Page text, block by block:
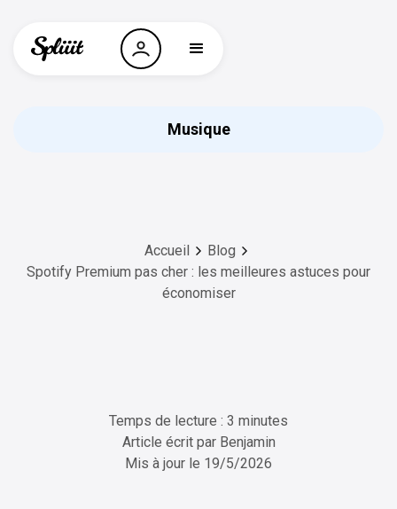
Musique
Accueil
Blog
Spotify Premium pas cher : les meilleures astuces pour
économiser
Temps de lecture : 3 minutes
Article écrit par Benjamin
Mis à jour le 19/5/2026